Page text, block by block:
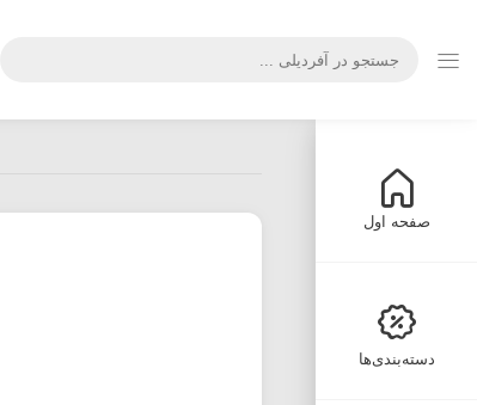
صفحه اول
دسته‌بندی‌ها